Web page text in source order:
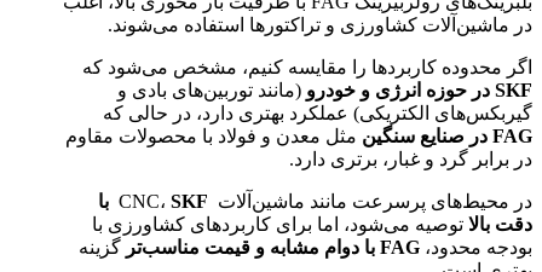
در ماشین‌آلات کشاورزی و تراکتورها استفاده می‌شوند.
اگر محدوده کاربردها را مقایسه کنیم، مشخص می‌شود که
SKF در حوزه انرژی و خودرو (مانند توربین‌های بادی و
گیربکس‌های الکتریکی) عملکرد بهتری دارد، در حالی که
FAG در صنایع سنگین مثل معدن و فولاد با محصولات مقاوم
در برابر گرد و غبار، برتری دارد.
در محیط‌های پرسرعت مانند ماشین‌آلات CNC، SKF
با
دقت بالا توصیه می‌شود، اما برای کاربردهای کشاورزی با
بودجه محدود، FAG با دوام مشابه و قیمت مناسب‌تر گزینه